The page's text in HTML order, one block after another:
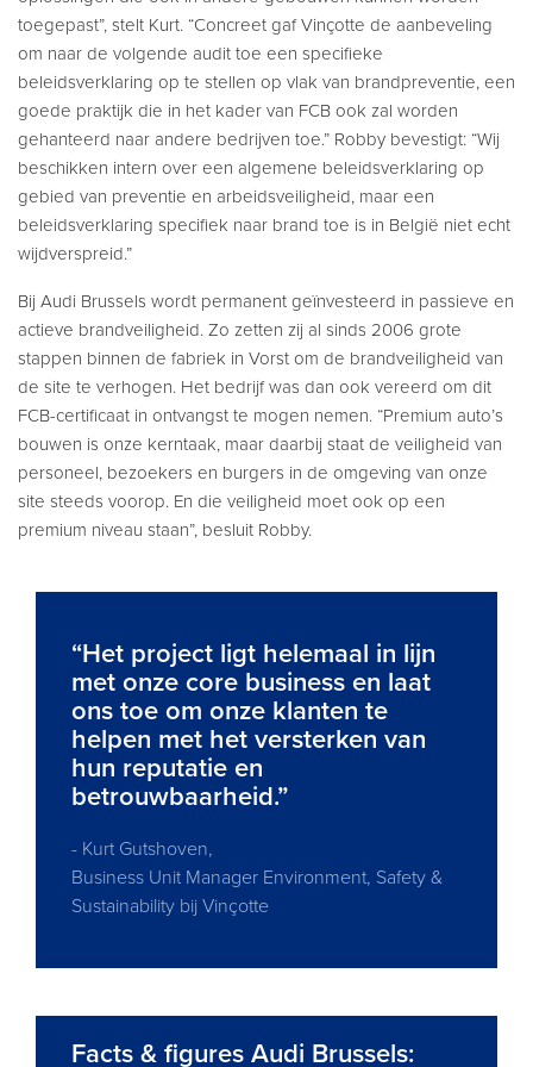
toegepast”, stelt Kurt. “Concreet gaf Vinçotte de aanbeveling
om naar de volgende audit toe een specifieke
beleidsverklaring op te stellen op vlak van brandpreventie, een
goede praktijk die in het kader van FCB ook zal worden
gehanteerd naar andere bedrijven toe.” Robby bevestigt: “Wij
beschikken intern over een algemene beleidsverklaring op
gebied van preventie en arbeidsveiligheid, maar een
beleidsverklaring specifiek naar brand toe is in België niet echt
wijdverspreid.”
Bij Audi Brussels wordt permanent geïnvesteerd in passieve en
actieve brandveiligheid. Zo zetten zij al sinds 2006 grote
stappen binnen de fabriek in Vorst om de brandveiligheid van
de site te verhogen. Het bedrijf was dan ook vereerd om dit
FCB-certificaat in ontvangst te mogen nemen. “Premium auto’s
bouwen is onze kerntaak, maar daarbij staat de veiligheid van
personeel, bezoekers en burgers in de omgeving van onze
site steeds voorop. En die veiligheid moet ook op een
premium niveau staan”, besluit Robby.
“Het project ligt helemaal in lijn
met onze core business en laat
ons toe om onze klanten te
helpen met het versterken van
hun reputatie en
betrouwbaarheid.”
- Kurt Gutshoven,
Business Unit Manager Environment, Safety &
Sustainability bij Vinçotte
Facts & figures Audi Brussels: